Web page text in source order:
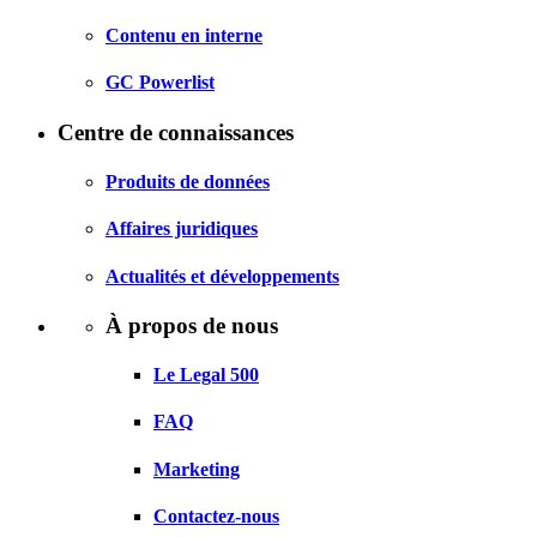
Contenu en interne
GC Powerlist
Centre de connaissances
Produits de données
Affaires juridiques
Actualités et développements
À propos de nous
Le Legal 500
FAQ
Marketing
Contactez-nous